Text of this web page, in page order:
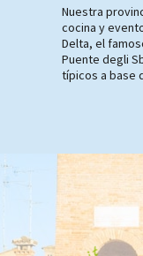
Nuestra
cocina y
Delta, el
Puente degli
típicos a base